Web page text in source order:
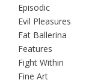
Episodic
Evil Pleasures
Fat Ballerina
Features
Fight Within
Fine Art